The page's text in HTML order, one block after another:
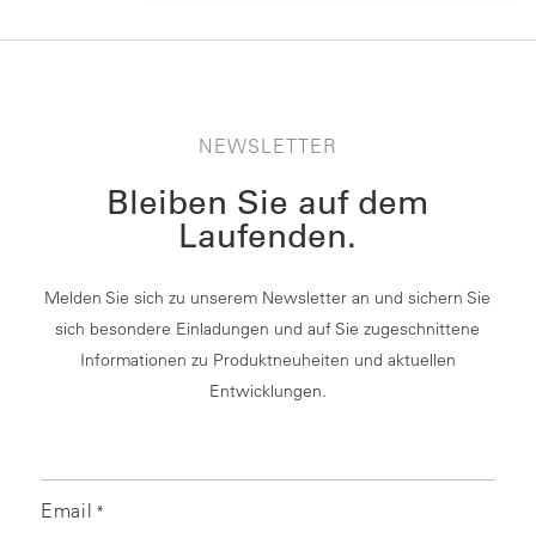
NEWSLETTER
Bleiben Sie auf dem
Laufenden.
Melden Sie sich zu unserem Newsletter an und sichern Sie
sich besondere Einladungen und auf Sie zugeschnittene
Informationen zu Produktneuheiten und aktuellen
Entwicklungen.
Email *